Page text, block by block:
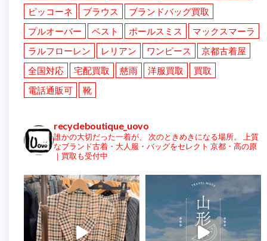
ピッコーネ
ブラウス
ブランドバッグ買取
プルオーバー
ベスト ポールスミス
マックスマーラ
ラルフローレン
レリアン ワンピース
京都古着屋
全国対応
宅配買取 慈雨 洋服買取
買取
電話通販可
靴
recycleboutique_uovo
誰かの大切だった一着が、 次のときめきになる場所。
上質
なブランド古着・大人服・バッグをセレクト 京都・高の原
｜買取も受付中